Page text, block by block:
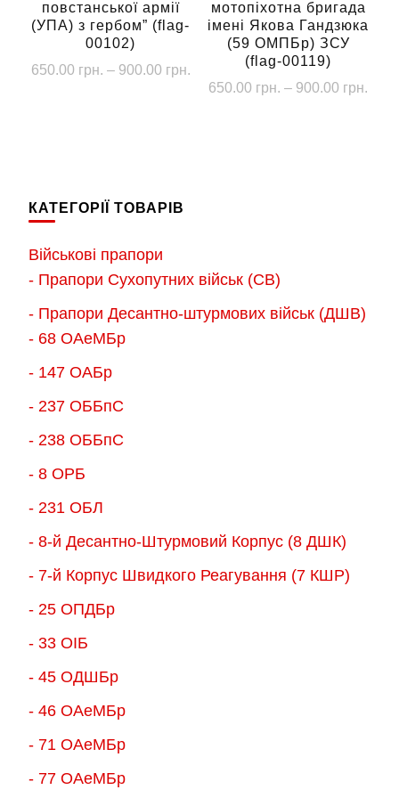
товару
повстанської армії
(УПА) з гербом” (flag-
00102)
650.00 грн. – 900.00 грн.Діапазон
цін:
варіантів.
можна
вибрати
сторінці
товару
мотопіхотна бригада
імені Якова Гандзюка
(59 ОМПБр) ЗСУ
(flag-00119)
650.00 грн. – 900.00 грн.
на
КАТЕГОРІЇ ТОВАРІВ
Військові прапори
- Прапори Сухопутних військ (СВ)
- Прапори Десантно-штурмових військ (ДШВ)
- 68 ОАеМБр
- 147 ОАБр
- 237 ОББпС
- 238 ОББпС
- 8 ОРБ
- 231 ОБЛ
- 8-й Десантно-Штурмовий Корпус (8 ДШК)
- 7-й Корпус Швидкого Реагування (7 КШР)
- 25 ОПДБр
- 33 ОІБ
- 45 ОДШБр
- 46 ОАеМБр
- 71 ОАеМБр
- 77 ОАеМБр